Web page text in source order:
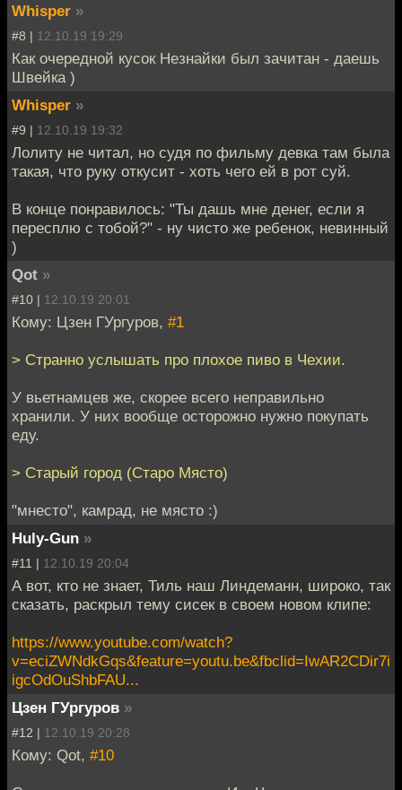
Whisper »
#8 | 12.10.19 19:29
Как очередной кусок Незнайки был зачитан - даешь
Швейка )
Whisper »
#9 | 12.10.19 19:32
Лолиту не читал, но судя по фильму девка там была
такая, что руку откусит - хоть чего ей в рот суй.
В конце понравилось: "Ты дашь мне денег, если я
пересплю с тобой?" - ну чисто же ребенок, невинный
)
Qot »
#10 | 12.10.19 20:01
Кому: Цзен ГУргуров, #1
> Странно услышать про плохое пиво в Чехии.
У вьетнамцев же, скорее всего неправильно
хранили. У них вообще осторожно нужно покупать
еду.
> Старый город (Старо Място)
"мнесто", камрад, не място :)
Huly-Gun »
#11 | 12.10.19 20:04
А вот, кто не знает, Тиль наш Линдеманн, широко, так
сказать, раскрыл тему сисек в своем новом клипе:
https://www.youtube.com/watch?
v=eciZWNdkGqs&feature=youtu.be&fbclid=IwAR2CDir7i
igcOdOuShbFAU...
Цзен ГУргуров »
#12 | 12.10.19 20:28
Кому: Qot, #10